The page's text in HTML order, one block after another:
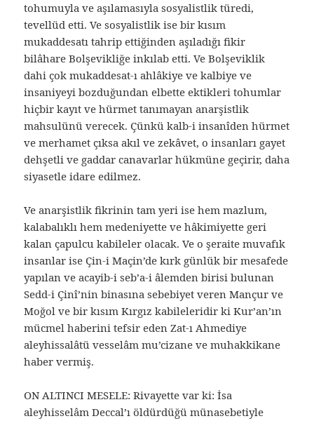
tohumuyla ve aşılamasıyla sosyalistlik türedi,
tevellüd etti. Ve sosyalistlik ise bir kısım
mukaddesatı tahrip ettiğinden aşıladığı fikir
bilâhare Bolşevikliğe inkılab etti. Ve Bolşeviklik
dahi çok mukaddesat-ı ahlâkiye ve kalbiye ve
insaniyeyi bozduğundan elbette ektikleri tohumlar
hiçbir kayıt ve hürmet tanımayan anarşistlik
mahsulünü verecek. Çünkü kalb-i insanîden hürmet
ve merhamet çıksa akıl ve zekâvet, o insanları gayet
dehşetli ve gaddar canavarlar hükmüne geçirir, daha
siyasetle idare edilmez.
Ve anarşistlik fikrinin tam yeri ise hem mazlum,
kalabalıklı hem medeniyette ve hâkimiyette geri
kalan çapulcu kabileler olacak. Ve o şeraite muvafık
insanlar ise Çin-i Maçin’de kırk günlük bir mesafede
yapılan ve acayib-i seb’a-i âlemden birisi bulunan
Sedd-i Çinî’nin binasına sebebiyet veren Mançur ve
Moğol ve bir kısım Kırgız kabileleridir ki Kur’an’ın
mücmel haberini tefsir eden Zat-ı Ahmediye
aleyhissalâtü vesselâm mu’cizane ve muhakkikane
haber vermiş.
ON ALTINCI MESELE: Rivayette var ki: İsa
aleyhisselâm Deccal’ı öldürdüğü münasebetiyle